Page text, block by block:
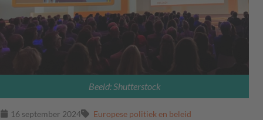
Beeld: Shutterstock
16 september 2024 Europese politiek en beleid